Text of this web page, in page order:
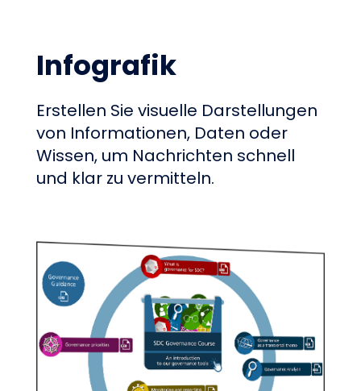
Infografik
Erstellen Sie visuelle Darstellungen
von Informationen, Daten oder
Wissen, um Nachrichten schnell
und klar zu vermitteln.